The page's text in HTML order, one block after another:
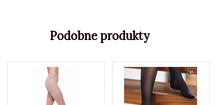
Podobne produkty